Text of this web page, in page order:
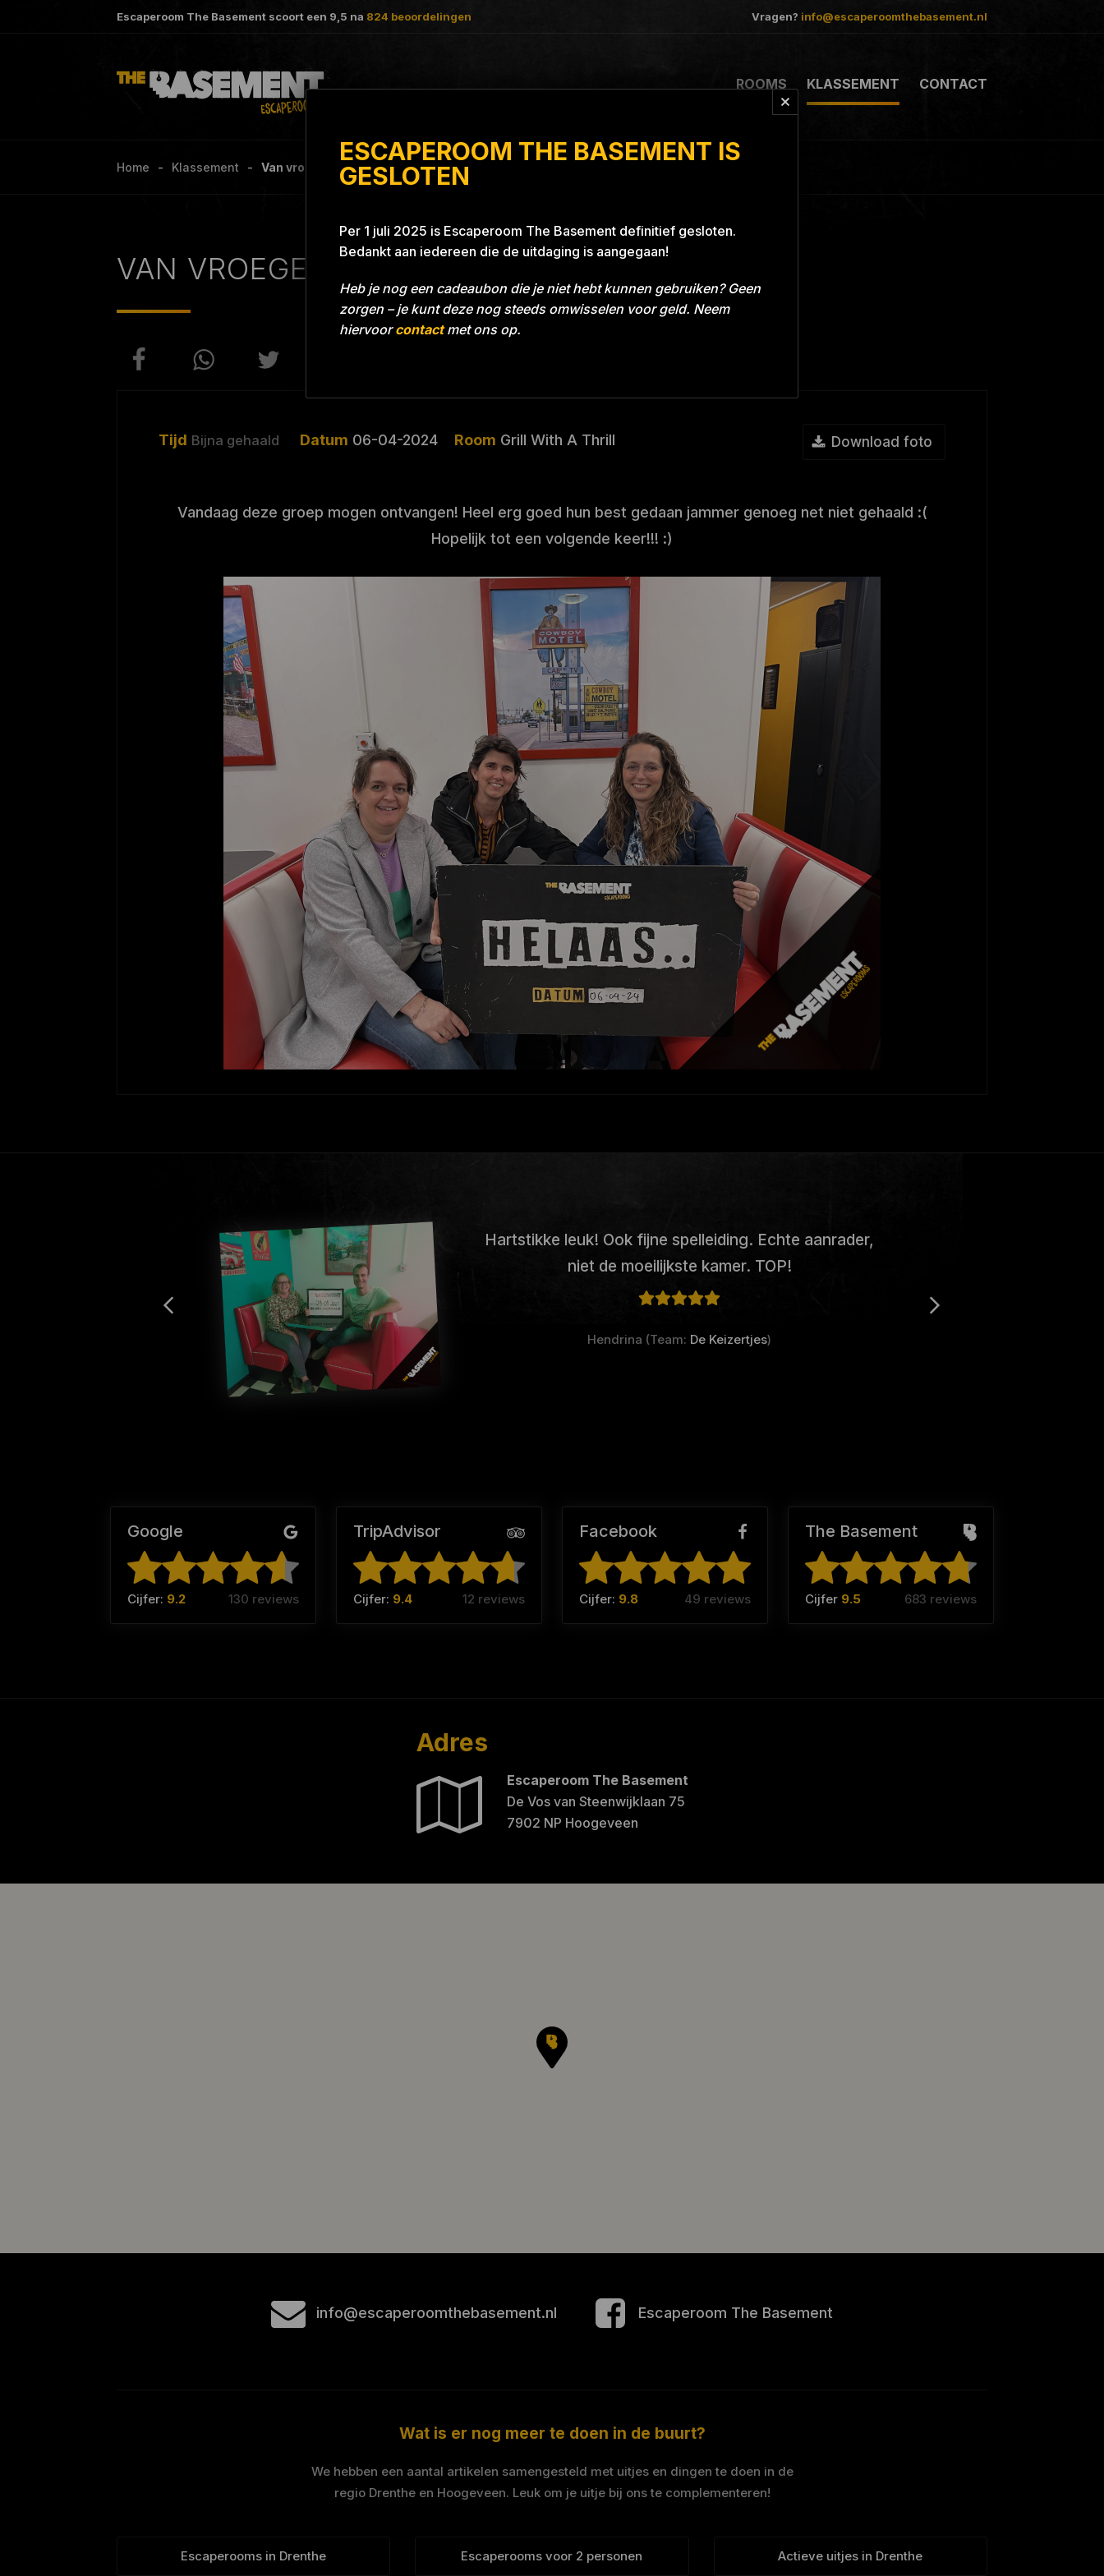
ESCAPEROOM THE BASEMENT IS
GESLOTEN
Per 1 juli 2025 is Escaperoom The Basement definitief gesloten.
Bedankt aan iedereen die de uitdaging is aangegaan!
Heb je nog een cadeaubon die je niet hebt kunnen gebruiken? Geen
zorgen – je kunt deze nog steeds omwisselen voor geld. Neem
hiervoorcontactmet ons op.
Escaperoom The Basement scoort een 9,5 na 824 beoordelingen Vragen? info@escaperoomthebasement.nl
ROOMS KLASSEMENT CONTACT
Home Klassement Van vroeger Grill With A Thrill
VAN VROEGER
Tijd Bijna gehaald Datum 06-04-2024 Room Grill With A Thrill Download foto
Vandaag deze groep mogen ontvangen! Heel erg goed hun best gedaan jammer genoeg net niet gehaald :(
Hopelijk tot een volgende keer!!! :)
Hartstikke leuk! Ook fijne spelleiding. Echte aanrader,
niet de moeilijkste kamer. TOP!
Hendrina (Team: De Keizertjes)
Google
Cijfer: 9.2 130 reviews
TripAdvisor
Cijfer: 9.4 12 reviews
Facebook
Cijfer: 9.8 49 reviews
The Basement
Cijfer 9.5 683 reviews
Adres
Escaperoom The Basement
De Vos van Steenwijklaan 75
7902 NP Hoogeveen
info@escaperoomthebasement.nl Escaperoom The Basement
Wat is er nog meer te doen in de buurt?
We hebben een aantal artikelen samengesteld met uitjes en dingen te doen in de
regio Drenthe en Hoogeveen. Leuk om je uitje bij ons te complementeren!
Escaperooms in Drenthe Escaperooms voor 2 personen Actieve uitjes in Drenthe